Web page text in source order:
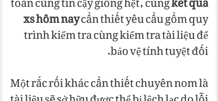
xs hôm naycần thiết yêu cầu gồm quy
trình kiểm tra cùng kiểm tra tài liệu để
bảo vệ tính tuyệt đối.
Một rắc rối khác cần thiết chuyên nom là